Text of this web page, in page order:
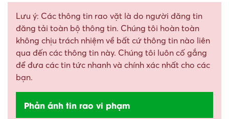
Lưu ý: Các thông tin rao vặt là do người đăng tin
đăng tải toàn bộ thông tin. Chúng tôi hoàn toàn
không chịu trách nhiệm về bất cứ thông tin nào liên
qua đến các thông tin này. Chúng tôi luôn cố gắng
để đưa các tin tức nhanh và chính xác nhất cho các
bạn.
Phản ánh tin rao vi phạm